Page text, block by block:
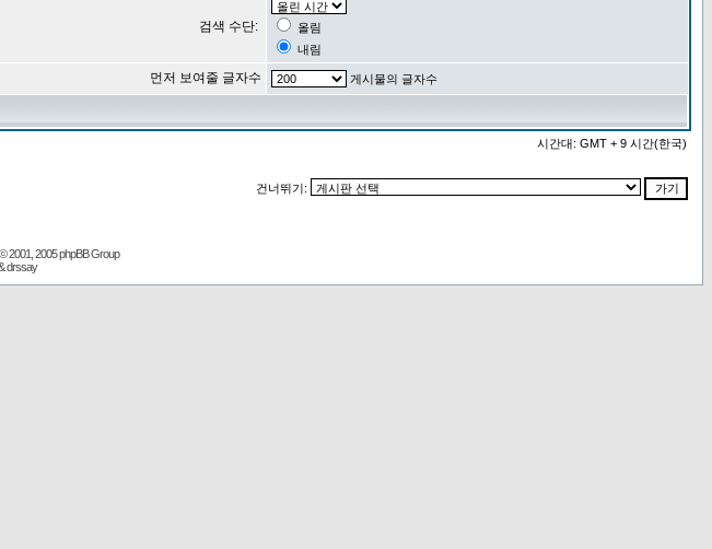
검색 수단:
올림
내림
먼저 보여줄 글자수 게시물의 글자수
시간대: GMT + 9 시간(한국)
건너뛰기:
2001, 2005 phpBB Group
drssay